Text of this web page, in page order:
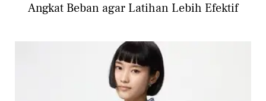
Angkat Beban agar Latihan Lebih Efektif